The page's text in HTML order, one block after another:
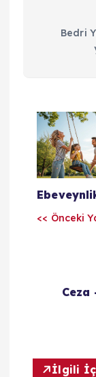
Bedri
Y
a
z
<< Önceki
Ceza
İlgili